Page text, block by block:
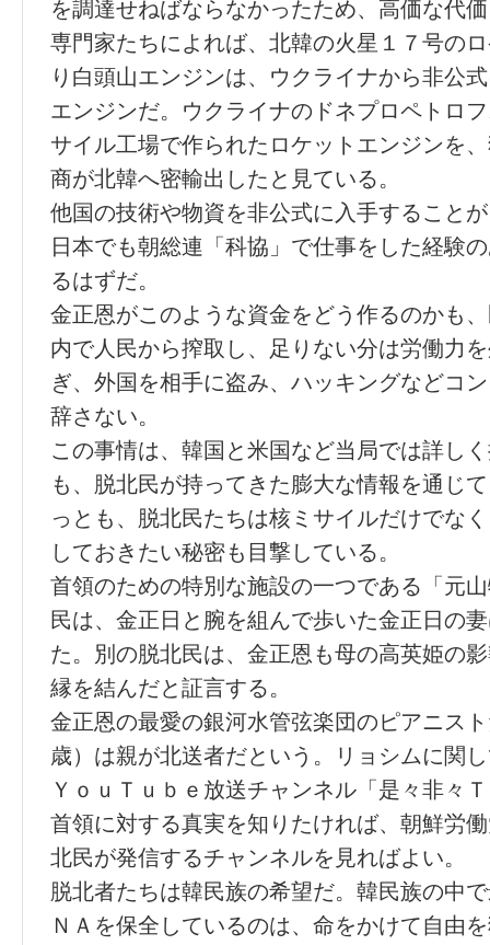
を調達せねばならなかったため、高価な代
専門家たちによれば、北韓の火星１７号の
り白頭山エンジンは、ウクライナから非公
エンジンだ。ウクライナのドネプロペトロ
サイル工場で作られたロケットエンジンを
商が北韓へ密輸出したと見ている。
他国の技術や物資を非公式に入手すること
日本でも朝総連「科協」で仕事をした経験
るはずだ。
金正恩がこのような資金をどう作るのかも
内で人民から搾取し、足りない分は労働力
ぎ、外国を相手に盗み、ハッキングなどコ
辞さない。
この事情は、韓国と米国など当局では詳し
も、脱北民が持ってきた膨大な情報を通じ
っとも、脱北民たちは核ミサイルだけでな
しておきたい秘密も目撃している。
首領のための特別な施設の一つである「元
民は、金正日と腕を組んで歩いた金正日の
た。別の脱北民は、金正恩も母の高英姫の
縁を結んだと証言する。
金正恩の最愛の銀河水管弦楽団のピアニス
歳）は親が北送者だという。リョシムに関
ＹｏｕＴｕｂｅ放送チャンネル「是々非々
首領に対する真実を知りたければ、朝鮮労
北民が発信するチャンネルを見ればよい。
脱北者たちは韓民族の希望だ。韓民族の中
ＮＡを保全しているのは、命をかけて自由